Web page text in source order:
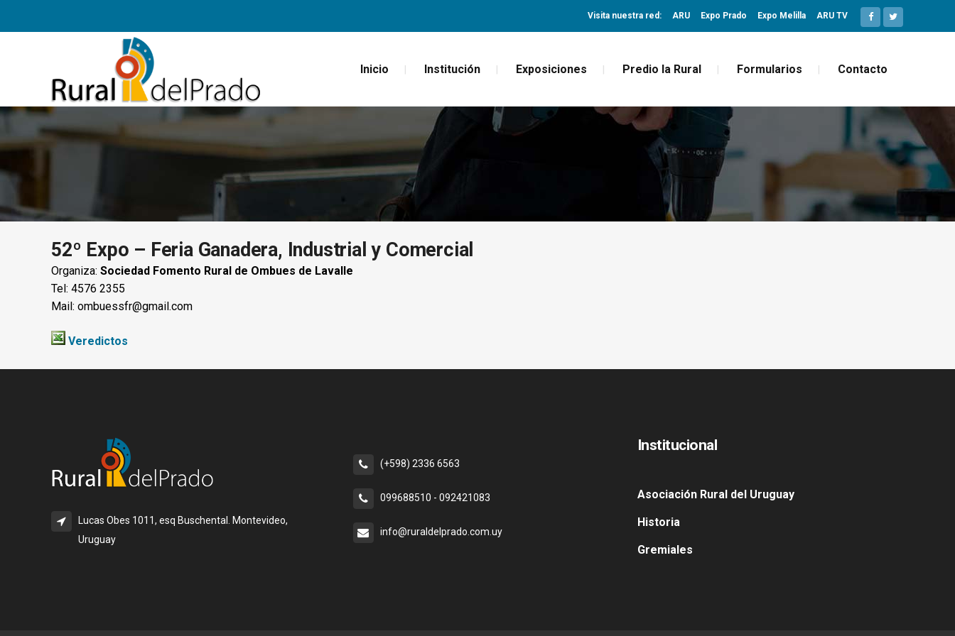
Visita nuestra red: ARU Expo Prado Expo Melilla ARU TV
Inicio Institución Exposiciones Predio la Rural Formularios Contacto
52º Expo – Feria Ganadera, Industrial y Comercial
Organiza: Sociedad Fomento Rural de Ombues de Lavalle
Tel: 4576 2355
Mail: ombuessfr@gmail.com
Veredictos
Lucas Obes 1011, esq Buschental. Montevideo,
Uruguay
(+598) 2336 6563
099688510 - 092421083
info@ruraldelprado.com.uy
Institucional
Asociación Rural del Uruguay
Historia
Gremiales